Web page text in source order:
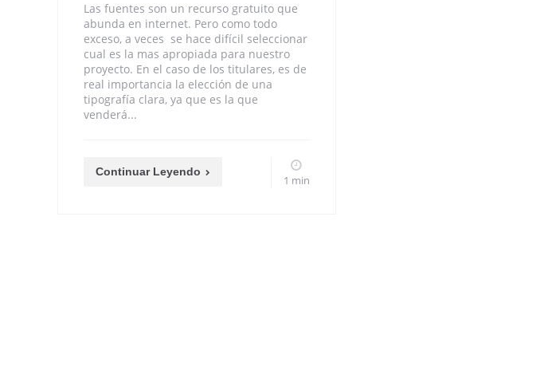
Las fuentes son un recurso gratuito que
abunda en internet. Pero como todo
exceso, a veces se hace difícil seleccionar
cual es la mas apropiada para nuestro
proyecto. En el caso de los titulares, es de
real importancia la elección de una
tipografía clara, ya que es la que
venderá...
Continuar Leyendo
1 min